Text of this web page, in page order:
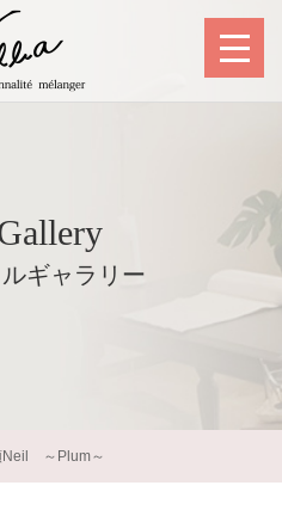
ギャラリー
Neil ～Plum～